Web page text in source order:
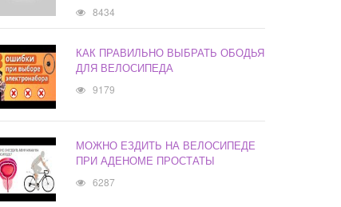
8434
КАК ПРАВИЛЬНО ВЫБРАТЬ ОБОДЬЯ
ДЛЯ ВЕЛОСИПЕДА
9179
МОЖНО ЕЗДИТЬ НА ВЕЛОСИПЕДЕ
ПРИ АДЕНОМЕ ПРОСТАТЫ
6287